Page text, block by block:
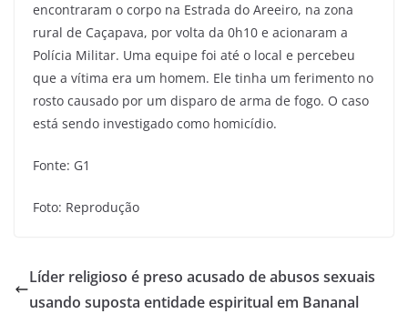
encontraram o corpo na Estrada do Areeiro, na zona
rural de Caçapava, por volta da 0h10 e acionaram a
Polícia Militar. Uma equipe foi até o local e percebeu
que a vítima era um homem. Ele tinha um ferimento no
rosto causado por um disparo de arma de fogo. O caso
está sendo investigado como homicídio.
Fonte: G1
Foto: Reprodução
Líder religioso é preso acusado de abusos sexuais
usando suposta entidade espiritual em Bananal